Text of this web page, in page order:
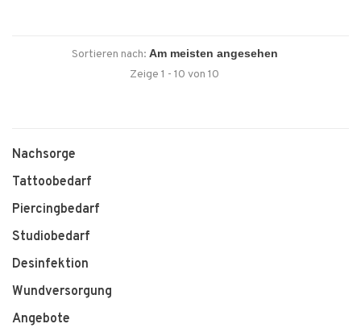
Sortieren nach:
Zeige 1 - 10 von 10
Nachsorge
Tattoobedarf
Piercingbedarf
Studiobedarf
Desinfektion
Wundversorgung
Angebote